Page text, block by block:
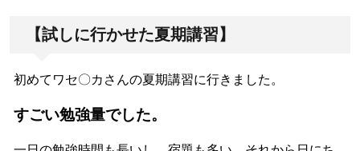
【試しに行かせた夏期講習】
初めてワセ〇カさんの夏期講習に行きました。
すごい勉強量でした。